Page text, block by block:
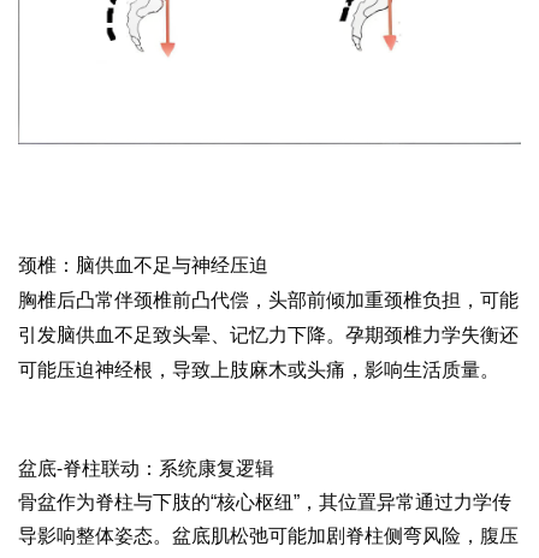
颈椎：脑供血不足与神经压迫
胸椎后凸常伴颈椎前凸代偿，头部前倾加重颈椎负担，可能
引发脑供血不足致头晕、记忆力下降。孕期颈椎力学失衡还
可能压迫神经根，导致上肢麻木或头痛，影响生活质量。
盆底-脊柱联动：系统康复逻辑
骨盆作为脊柱与下肢的“核心枢纽”，其位置异常通过力学传
导影响整体姿态。盆底肌松弛可能加剧脊柱侧弯风险，腹压